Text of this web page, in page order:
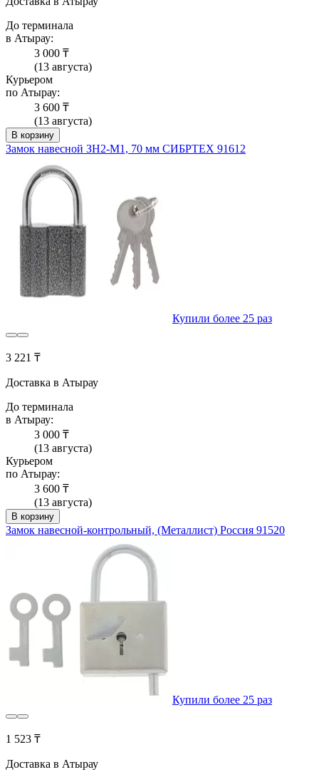
До терминала
в Атырау:
3 000 ₸
(13 августа)
Курьером
по Атырау:
3 600 ₸
(13 августа)
В корзину
Замок навесной ЗН2-М1, 70 мм СИБРТЕХ 91612
Купили более 25 раз
3 221 ₸
Доставка в Атырау
До терминала
в Атырау:
3 000 ₸
(13 августа)
Курьером
по Атырау:
3 600 ₸
(13 августа)
В корзину
Замок навесной-контрольный, (Металлист) Россия 91520
Купили более 25 раз
1 523 ₸
Доставка в Атырау